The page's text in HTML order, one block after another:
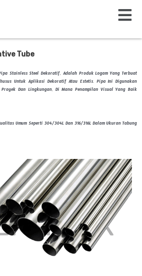
Menu
Tube
Stainless Steel Dekoratif, Adalah Produk Logam Yang Terbuat
Untuk Aplikasi Dekoratif Atau Estetis. Pipa Ini Digunakan
Dan Lingkungan, Di Mana Penampilan Visual Yang Baik
Umum Seperti 304/304L Dan 316/316L Dalam Ukuran Tabung